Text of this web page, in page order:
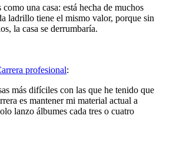
como una casa: está hecha de muchos
ladrillo tiene el mismo valor, porque sin
la casa se derrumbaría.
profesional:
más difíciles con las que he tenido que
es mantener mi material actual a
lanzo álbumes cada tres o cuatro